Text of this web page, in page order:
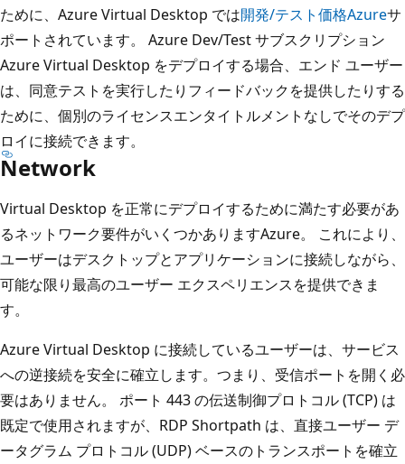
ために、Azure Virtual Desktop では開発/テスト価格Azureサ
ポートされています。 Azure Dev/Test サブスクリプション
Azure Virtual Desktop をデプロイする場合、エンド ユーザー
は、同意テストを実行したりフィードバックを提供したりする
ために、個別のライセンスエンタイトルメントなしでそのデプ
ロイに接続できます。
Network
Virtual Desktop を正常にデプロイするために満たす必要があ
るネットワーク要件がいくつかありますAzure。 これにより、
ユーザーはデスクトップとアプリケーションに接続しながら、
可能な限り最高のユーザー エクスペリエンスを提供できま
す。
Azure Virtual Desktop に接続しているユーザーは、サービス
への逆接続を安全に確立します。つまり、受信ポートを開く必
要はありません。 ポート 443 の伝送制御プロトコル (TCP) は
既定で使用されますが、RDP Shortpath は、直接ユーザー デ
ータグラム プロトコル (UDP) ベースのトランスポートを確立